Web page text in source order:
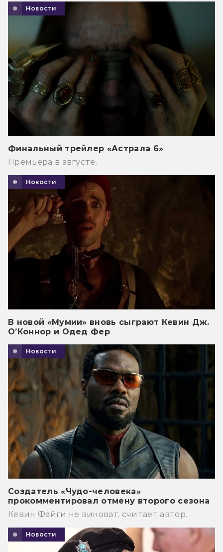
Новости
Финальный трейлер «Астрала 6»
Премьера в августе.
Новости
В новой «Мумии» вновь сыграют Кевин Дж.
О’Коннор и Одед Фер
Новости
Создатель «Чудо-человека»
прокомментировал отмену второго сезона
Кевин Файги не виноват, считает автор.
Новости